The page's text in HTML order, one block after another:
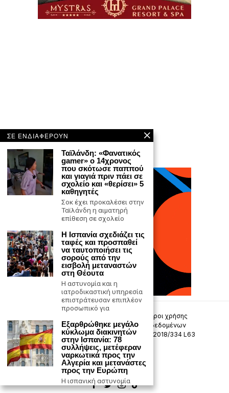
Όροι χρήσης
Πολιτική προστασίας προσωπικών δεδομένων
Δήλωση συμμόρφωσης -σύσταση (ΕΕ) 2018/334 L63
Μ.Η.Τ. 242033
ΣΕ ΕΝΔΙΑΦΕΡΟΥΝ
Ταϊλάνδη: «Φανατικός
gamer» ο 14χρονος
που σκότωσε παππού
και γιαγιά πριν πάει σε
σχολείο και «θερίσει» 5
καθηγητές
Σοκ έχει προκαλέσει στην
Ταϊλάνδη η αιματηρή
επίθεση σε σχολείο
Η Ισπανία σχεδιάζει τις
ταφές και προσπαθεί
να ταυτοποιήσει τις
σορούς από την
εισβολή μεταναστών
στη Θέουτα
Η αστυνομία και η
ιατροδικαστική υπηρεσία
επιστράτευσαν επιπλέον
προσωπικό για
Εξαρθρώθηκε μεγάλο
κύκλωμα διακινητών
στην Ισπανία: 78
συλλήψεις, μετέφεραν
ναρκωτικά προς την
Αλγερία και μετανάστες
προς την Ευρώπη
Η ισπανική αστυνομία
ανακοίνωσε σήμερα ότι